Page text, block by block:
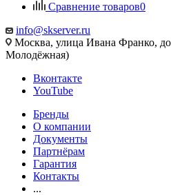
Сравнение товаров0
info@skserver.ru
Москва, улица Ивана Франко,
Молодёжная)
Вконтакте
YouTube
Бренды
О компании
Документы
Партнёрам
Гарантия
Контакты
...